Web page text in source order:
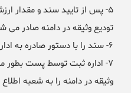
۵- پس از تایید سند و مقدار
تودیع وثیقه در دامنه صادر می
۶- سند را با دستور صادره به اداره ثبت اسناد تحویل می دهند.
۷- اداره ثبت توسط پست بطور
وثیقه در دامنه را به شعبه